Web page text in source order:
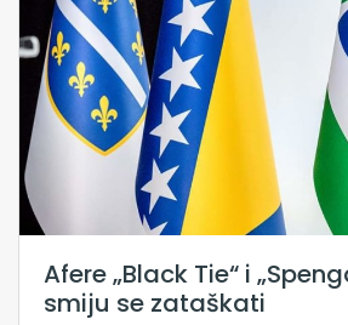
Afere „Black Tie“ i
smiju se zataškati